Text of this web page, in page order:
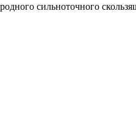
сильноточного